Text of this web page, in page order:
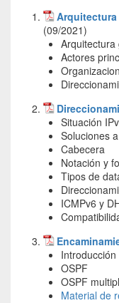
(09/2021)
Arquitectura
Actores
Situación
Soluciones
Cabecera
Notación y
Tipos de
ICMPv6 y
Introducción
OSPF
OSPF
Material de